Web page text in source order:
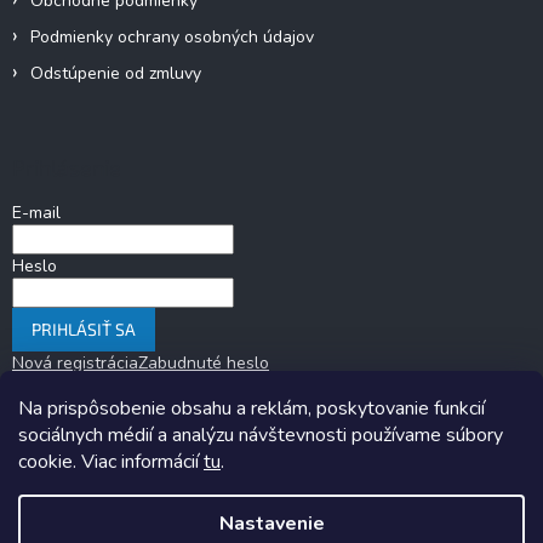
Na prispôsobenie obsahu a reklám, poskytovanie funkcií
sociálnych médií a analýzu návštevnosti používame súbory
cookie. Viac informáciítu.
Nastavenie
Podmienky ochrany osobných údajov
Odstúpenie od zmluvy
E-mail
Heslo
PRIHLÁSIŤ SA
Nová registráciaZabudnuté heslo